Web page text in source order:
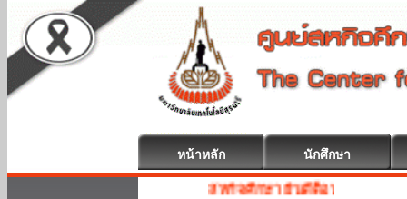
หน้าหลัก นักศึกษา
สหกิจศึกษา ยินดีต้อนรับ